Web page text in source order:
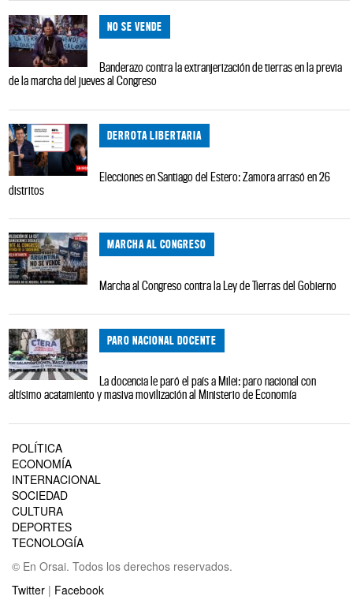
NO SE VENDE
Banderazo contra la extranjerización de tierras en la previa
de la marcha del jueves al Congreso
DERROTA LIBERTARIA
Elecciones en Santiago del Estero: Zamora arrasó en 26
distritos
MARCHA AL CONGRESO
Marcha al Congreso contra la Ley de Tierras del Gobierno
PARO NACIONAL DOCENTE
La docencia le paró el país a Milei: paro nacional con
altísimo acatamiento y masiva movilización al Ministerio de Economía
POLÍTICA
ECONOMÍA
INTERNACIONAL
SOCIEDAD
CULTURA
DEPORTES
TECNOLOGÍA
© En Orsai. Todos los derechos reservados.
Twitter | Facebook